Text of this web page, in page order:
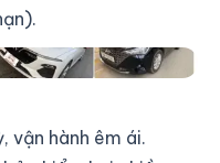
vận hành êm ái.